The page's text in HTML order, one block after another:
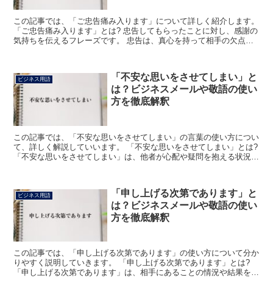
この記事では、「ご忠告痛み入ります」について詳しく紹介します。
「ご忠告痛み入ります」とは? 忠告してもらったことに対し、感謝の
気持ちを伝えるフレーズです。 忠告は、真心を持って相手の欠点や
ビジネス用語
「不安な思いをさせてしまい」と
は？ビジネスメールや敬語の使い
方を徹底解釈
この記事では、「不安な思いをさせてしまい」の言葉の使い方につい
て、詳しく解説していいます。 「不安な思いをさせてしまい」とは?
「不安な思いをさせてしまい」は、他者が心配や疑問を抱える状況に
ビジネス用語
「申し上げる次第であります」と
は？ビジネスメールや敬語の使い
方を徹底解釈
この記事では、「申し上げる次第であります」の使い方について分か
りやすく説明していきます。 「申し上げる次第であります」とは?
「申し上げる次第であります」は、相手にあることの情況や結果を伝